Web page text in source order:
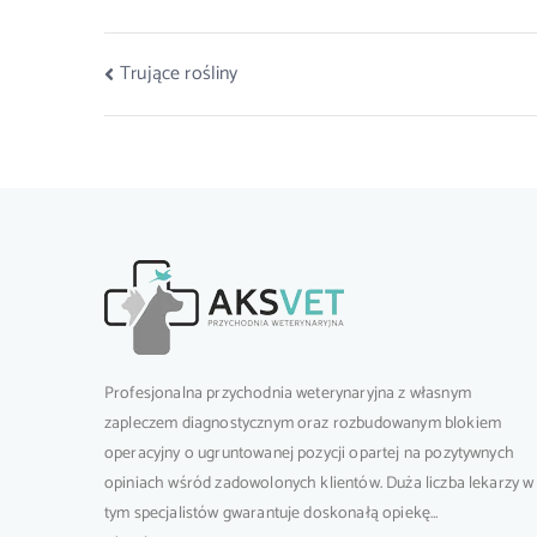
Nawigacja
wpisu
Trujące rośliny
Profesjonalna przychodnia weterynaryjna z własnym
zapleczem diagnostycznym oraz rozbudowanym blokiem
operacyjny o ugruntowanej pozycji opartej na pozytywnych
opiniach wśród zadowolonych klientów. Duża liczba lekarzy w
tym specjalistów gwarantuje doskonałą opiekę…